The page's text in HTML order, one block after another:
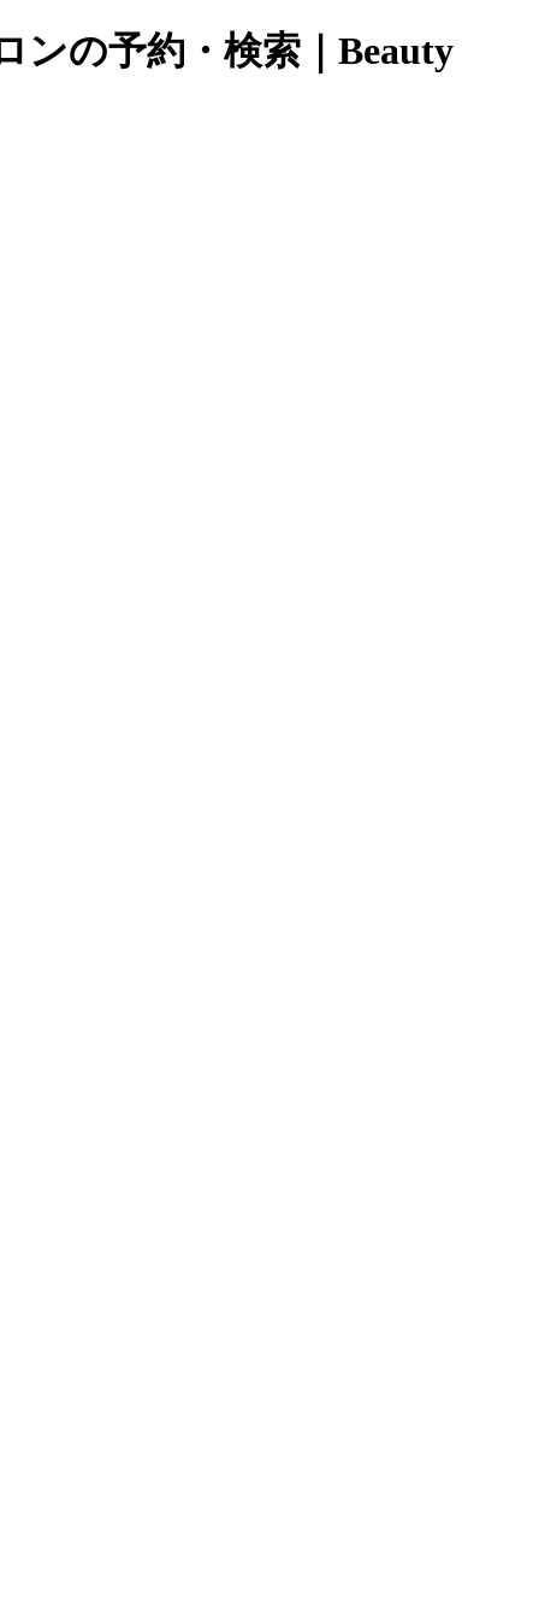
ンの予約・検索｜Beauty